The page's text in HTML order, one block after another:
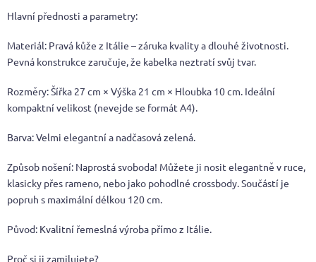
Hlavní přednosti a parametry:
Materiál: Pravá kůže z Itálie – záruka kvality a dlouhé životnosti.
Pevná konstrukce zaručuje, že kabelka neztratí svůj tvar.
Rozměry: Šířka 27 cm × Výška 21 cm × Hloubka 10 cm. Ideální
kompaktní velikost (nevejde se formát A4).
Barva: Velmi elegantní a nadčasová zelená.
Způsob nošení: Naprostá svoboda! Můžete ji nosit elegantně v ruce,
klasicky přes rameno, nebo jako pohodlné crossbody. Součástí je
popruh s maximální délkou 120 cm.
Původ: Kvalitní řemeslná výroba přímo z Itálie.
Proč si ji zamilujete?